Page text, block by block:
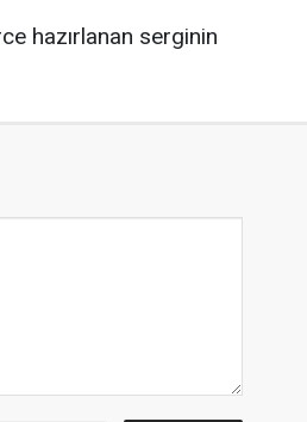
hazırlanan serginin